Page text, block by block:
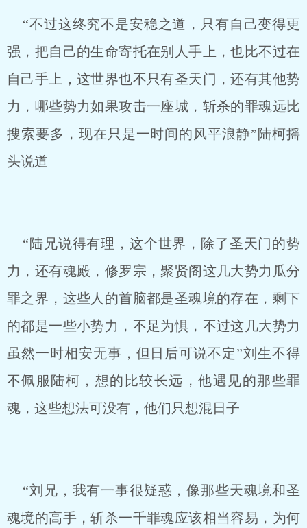
“不过这终究不是安稳之道，只有自己变得更
强，把自己的生命寄托在别人手上，也比不过在
自己手上，这世界也不只有圣天门，还有其他势
力，哪些势力如果攻击一座城，斩杀的罪魂远比
搜索要多，现在只是一时间的风平浪静”陆柯摇
头说道
“陆兄说得有理，这个世界，除了圣天门的势
力，还有魂殿，修罗宗，聚贤阁这几大势力瓜分
罪之界，这些人的首脑都是圣魂境的存在，剩下
的都是一些小势力，不足为惧，不过这几大势力
虽然一时相安无事，但日后可说不定”刘生不得
不佩服陆柯，想的比较长远，他遇见的那些罪
魂，这些想法可没有，他们只想混日子
“刘兄，我有一事很疑惑，像那些天魂境和圣
魂境的高手，斩杀一千罪魂应该相当容易，为何